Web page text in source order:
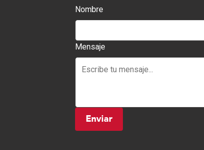
Nombre
Mensaje
Enviar